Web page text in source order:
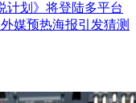
计划》将登陆多平台
媒预热海报引发猜测